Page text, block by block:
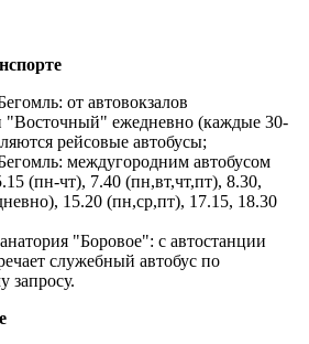
от автовокзалов
ежедневно (каждые 30-
рейсовые автобусы;
междугородним автобусом
(пн-чт), 7.40 (пн,вт,чт,пт), 8.30,
15.20 (пн,ср,пт), 17.15, 18.30
"Боровое": с автостанции
служебный автобус по
запросу.